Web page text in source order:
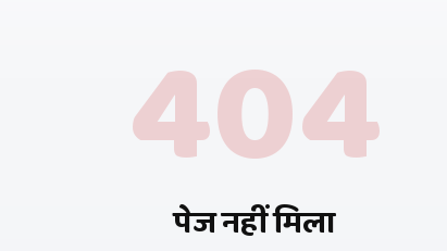
404
पेज नहीं मिला